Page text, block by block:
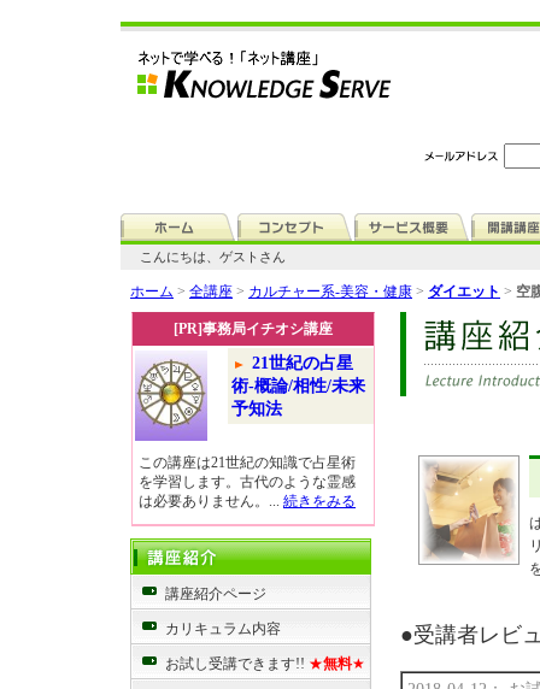
こんにちは、ゲストさん
ホーム > 全講座 > カルチャー系-美容・健康 > ダイエット > 空
[PR]事務局イチオシ講座
21世紀の占星
術-概論/相性/未来
予知法
この講座は21世紀の知識で占星術
を学習します。古代のような霊感
は必要ありません。... 続きをみる
講座紹介ページ
カリキュラム内容
お試し受講できます!! ★無料★
●受講者レビ